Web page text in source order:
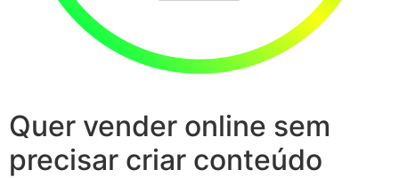
Quer vender online sem
precisar criar conteúdo